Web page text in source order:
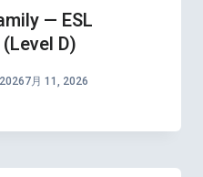
— ESL
D)
7月 11, 2026